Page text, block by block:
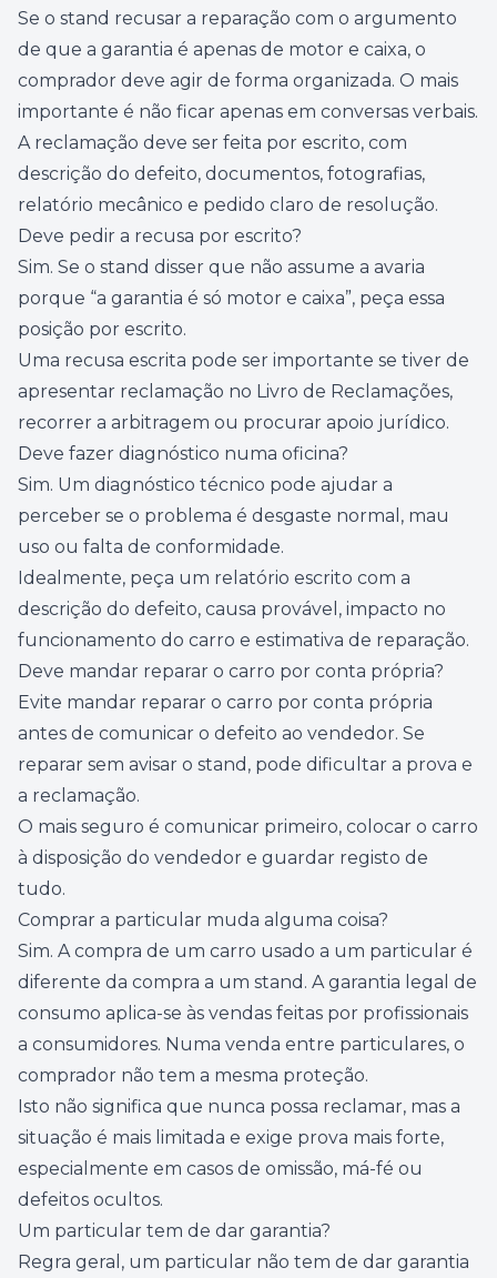
Se o stand recusar a reparação com o argumento
de que a garantia é apenas de motor e caixa, o
comprador deve agir de forma organizada. O mais
importante é não ficar apenas em conversas verbais.
A reclamação deve ser feita por escrito, com
descrição do defeito, documentos, fotografias,
relatório mecânico e pedido claro de resolução.
Deve pedir a recusa por escrito?
Sim. Se o stand disser que não assume a avaria
porque “a garantia é só motor e caixa”, peça essa
posição por escrito.
Uma recusa escrita pode ser importante se tiver de
apresentar reclamação no Livro de Reclamações,
recorrer a arbitragem ou procurar apoio jurídico.
Deve fazer diagnóstico numa oficina?
Sim. Um diagnóstico técnico pode ajudar a
perceber se o problema é desgaste normal, mau
uso ou falta de conformidade.
Idealmente, peça um relatório escrito com a
descrição do defeito, causa provável, impacto no
funcionamento do carro e estimativa de reparação.
Deve mandar reparar o carro por conta própria?
Evite mandar reparar o carro por conta própria
antes de comunicar o defeito ao vendedor. Se
reparar sem avisar o stand, pode dificultar a prova e
a reclamação.
O mais seguro é comunicar primeiro, colocar o carro
à disposição do vendedor e guardar registo de
tudo.
Comprar a particular muda alguma coisa?
Sim. A compra de um carro usado a um particular é
diferente da compra a um stand. A garantia legal de
consumo aplica-se às vendas feitas por profissionais
a consumidores. Numa venda entre particulares, o
comprador não tem a mesma proteção.
Isto não significa que nunca possa reclamar, mas a
situação é mais limitada e exige prova mais forte,
especialmente em casos de omissão, má-fé ou
defeitos ocultos.
Um particular tem de dar garantia?
Regra geral, um particular não tem de dar garantia